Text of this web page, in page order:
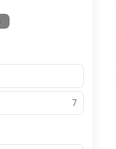
7